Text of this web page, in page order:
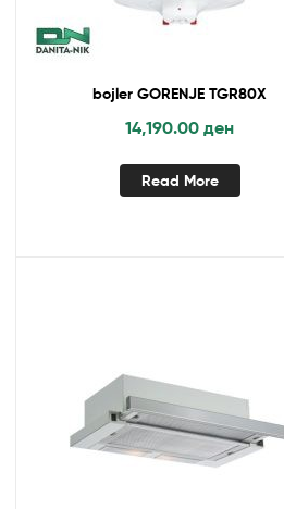
bojler GORENJE TGR80X
14,190.00 ден
Read More